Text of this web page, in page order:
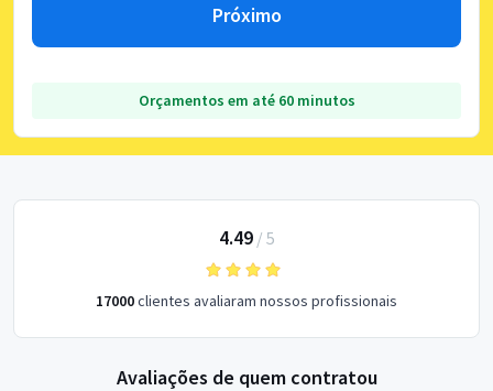
Próximo
Orçamentos em até 60 minutos
4.49/ 5
17000clientes avaliaram nossos profissionais
Avaliações de quem contratou